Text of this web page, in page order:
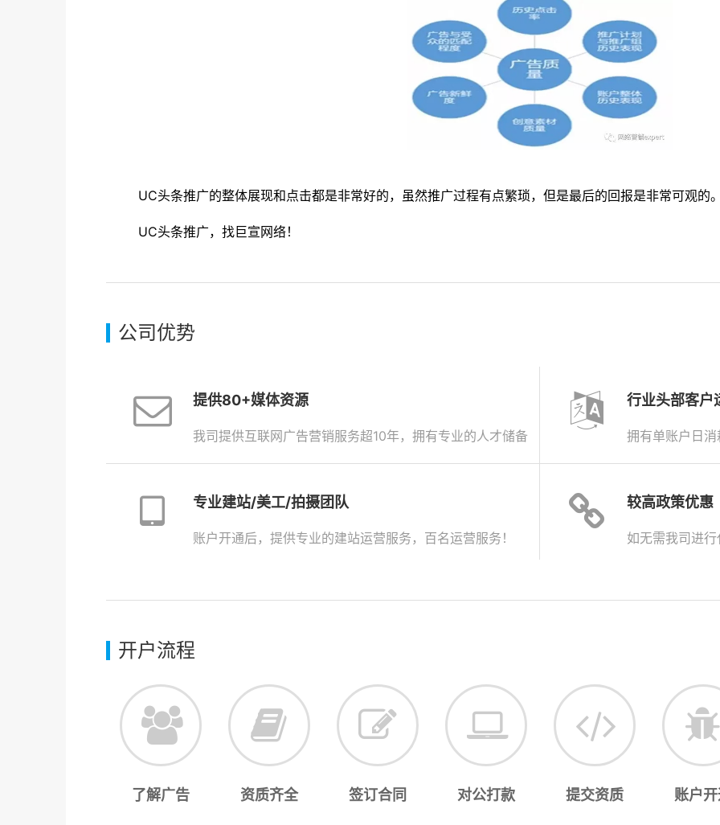
UC头条推广的整体展现和点击都是非常好的，虽然推广过程有点繁琐，但是最后的回报是非常可观的
UC头条推广，找巨宣网络！
公司优势
提供80+媒体资源
我司提供互联网广告营销服务超10年，拥有专业的人才储备
行业头部客户
拥有单账户日
专业建站/美工/拍摄团队
账户开通后，提供专业的建站运营服务，百名运营服务！
较高政策优惠
如无需我司进
开户流程
了解广告 资质齐全 签订合同 对公打款 提交资质 账户